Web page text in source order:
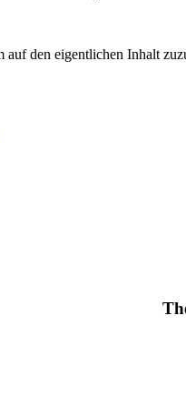
auf den eigentlichen Inhalt